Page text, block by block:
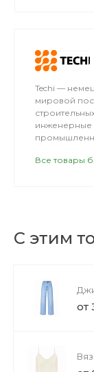
Techi —
мировой
инженерные
Все товары
С этим
от